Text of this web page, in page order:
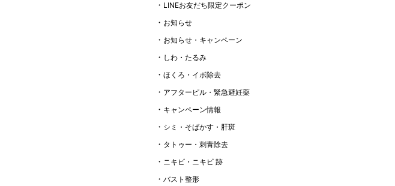
LINEお友だち限定クーポン
お知らせ
お知らせ・キャンペーン
しわ・たるみ
ほくろ・イボ除去
アフターピル・緊急避妊薬
キャンペーン情報
シミ・そばかす・肝斑
タトゥー・刺青除去
ニキビ・ニキビ 跡
バスト整形